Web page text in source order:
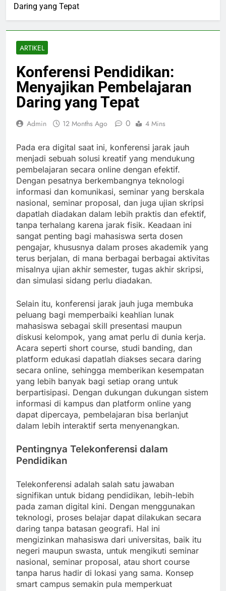
Daring yang Tepat
ARTIKEL
Konferensi Pendidikan:
Menyajikan Pembelajaran
Daring yang Tepat
Admin 12 Months Ago 0 4 Mins
Pada era digital saat ini, konferensi jarak jauh
menjadi sebuah solusi kreatif yang mendukung
pembelajaran secara online dengan efektif.
Dengan pesatnya berkembangnya teknologi
informasi dan komunikasi, seminar yang berskala
nasional, seminar proposal, dan juga ujian skripsi
dapatlah diadakan dalam lebih praktis dan efektif,
tanpa terhalang karena jarak fisik. Keadaan ini
sangat penting bagi mahasiswa serta dosen
pengajar, khususnya dalam proses akademik yang
terus berjalan, di mana berbagai berbagai aktivitas
misalnya ujian akhir semester, tugas akhir skripsi,
dan simulasi sidang perlu diadakan.
Selain itu, konferensi jarak jauh juga membuka
peluang bagi memperbaiki keahlian lunak
mahasiswa sebagai skill presentasi maupun
diskusi kelompok, yang amat perlu di dunia kerja.
Acara seperti short course, studi banding, dan
platform edukasi dapatlah diakses secara daring
secara online, sehingga memberikan kesempatan
yang lebih banyak bagi setiap orang untuk
berpartisipasi. Dengan dukungan dukungan sistem
informasi di kampus dan platform online yang
dapat dipercaya, pembelajaran bisa berlanjut
dalam lebih interaktif serta menyenangkan.
Pentingnya Telekonferensi dalam
Pendidikan
Telekonferensi adalah salah satu jawaban
signifikan untuk bidang pendidikan, lebih-lebih
pada zaman digital kini. Dengan menggunakan
teknologi, proses belajar dapat dilakukan secara
daring tanpa batasan geografi. Hal ini
mengizinkan mahasiswa dari universitas, baik itu
negeri maupun swasta, untuk mengikuti seminar
nasional, seminar proposal, atau short course
tanpa harus hadir di lokasi yang sama. Konsep
smart campus semakin pula memperkuat